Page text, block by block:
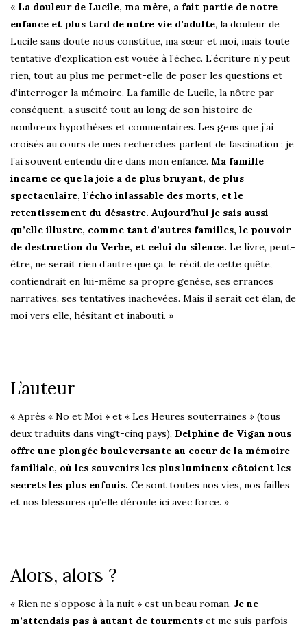
« La douleur de Lucile, ma mère, a fait partie de notre
enfance et plus tard de notre vie d’adulte, la douleur de
Lucile sans doute nous constitue, ma sœur et moi, mais toute
tentative d’explication est vouée à l’échec. L’écriture n’y peut
rien, tout au plus me permet-elle de poser les questions et
d’interroger la mémoire. La famille de Lucile, la nôtre par
conséquent, a suscité tout au long de son histoire de
nombreux hypothèses et commentaires. Les gens que j’ai
croisés au cours de mes recherches parlent de fascination ; je
l’ai souvent entendu dire dans mon enfance. Ma famille
incarne ce que la joie a de plus bruyant, de plus
spectaculaire, l’écho inlassable des morts, et le
retentissement du désastre. Aujourd’hui je sais aussi
qu’elle illustre, comme tant d’autres familles, le pouvoir
de destruction du Verbe, et celui du silence. Le livre, peut-
être, ne serait rien d’autre que ça, le récit de cette quête,
contiendrait en lui-même sa propre genèse, ses errances
narratives, ses tentatives inachevées. Mais il serait cet élan, de
moi vers elle, hésitant et inabouti. »
L’auteur
« Après « No et Moi » et « Les Heures souterraines » (tous
deux traduits dans vingt-cinq pays), Delphine de Vigan nous
offre une plongée bouleversante au coeur de la mémoire
familiale, où les souvenirs les plus lumineux côtoient les
secrets les plus enfouis. Ce sont toutes nos vies, nos failles
et nos blessures qu’elle déroule ici avec force. »
Alors, alors ?
« Rien ne s’oppose à la nuit » est un beau roman. Je ne
m’attendais pas à autant de tourments et me suis parfois